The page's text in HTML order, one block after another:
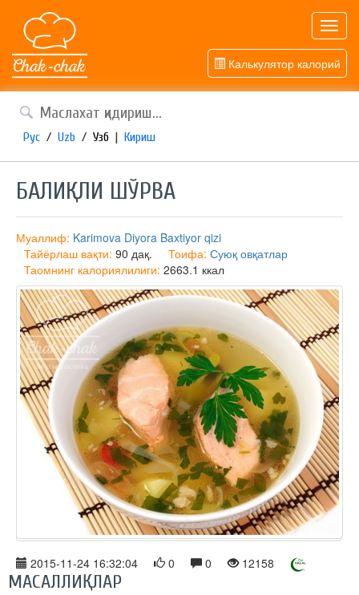
Калькулятор калорий
Рус / Uzb / Узб | Кириш
БАЛИҚЛИ ШЎРВА
Муаллиф: Karimova Diyora Baxtiyor qizi
Тайёрлаш вақти: 90 дақ. Тоифа: Суюқ овқатлар
Таомнинг калориялилиги: 2663.1 ккал
2015-11-24 16:32:04 0 0 12158
МАСАЛЛИҚЛАР